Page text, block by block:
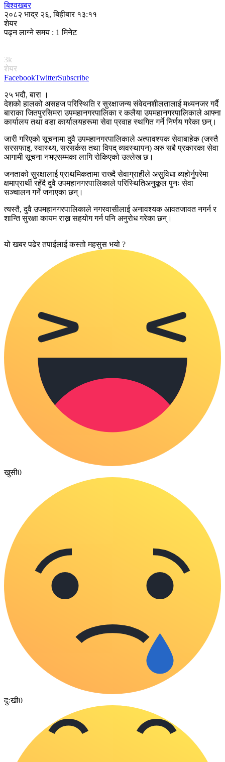
बिश्वखबर
२०८२ भाद्र २६, बिहीबार १३:११
शेयर
पढ्न लाग्ने समय : 1 मिनेट
3k
शेयर
FacebookTwitterSubscribe
२५ भदौ, बारा ।
देशको हालको असहज परिस्थिति र सुरक्षाजन्य संवेदनशीलतालाई मध्यनजर गर्दै
बाराका जितपुरसिमरा उपमहानगरपालिका र कलैया उपमहानगरपालिकाले आफ्ना
कार्यालय तथा वडा कार्यालयहरूमा सेवा प्रवाह स्थगित गर्ने निर्णय गरेका छन्।
जारी गरिएको सूचनामा दुवै उपमहानगरपालिकाले अत्यावश्यक सेवाबाहेक (जस्तै
सरसफाइ, स्वास्थ्य, सरसर्कस तथा विपद् व्यवस्थापन) अरु सबै प्रकारका सेवा
आगामी सूचना नभएसम्मका लागि रोकिएको उल्लेख छ।
जनताको सुरक्षालाई प्राथमिकतामा राख्दै सेवाग्राहीले असुविधा व्यहोर्नुपरेमा
क्षमाप्रार्थी रहँदै दुवै उपमहानगरपालिकाले परिस्थितिअनुकूल पुनः सेवा
सञ्चालन गर्ने जनाएका छन्।
त्यस्तै, दुवै उपमहानगरपालिकाले नगरवासीलाई अनावश्यक आवतजावत नगर्न र
शान्ति सुरक्षा कायम राख्न सहयोग गर्न पनि अनुरोध गरेका छन्।
यो खबर पढेर तपाईलाई कस्तो महसुस भयो ?
खुसी0
दुःखी0